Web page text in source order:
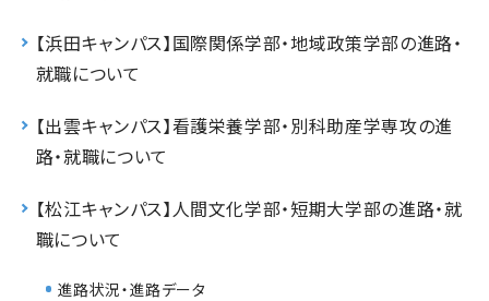
【浜田キャンパス】国際関係学部・地域政策学部の進路・
就職について
【出雲キャンパス】看護栄養学部・別科助産学専攻の進
路・就職について
【松江キャンパス】人間文化学部・短期大学部の進路・就
職について
進路状況・進路データ